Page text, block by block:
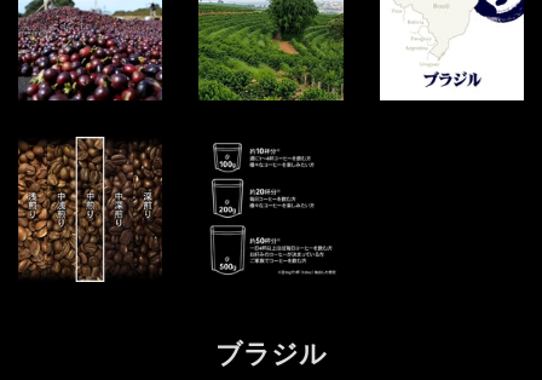
ブラジル